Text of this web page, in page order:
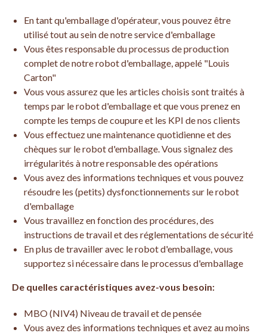
En tant qu'emballage d'opérateur, vous pouvez être
utilisé tout au sein de notre service d'emballage
Vous êtes responsable du processus de production
complet de notre robot d'emballage, appelé "Louis
Carton"
Vous vous assurez que les articles choisis sont traités à
temps par le robot d'emballage et que vous prenez en
compte les temps de coupure et les KPI de nos clients
Vous effectuez une maintenance quotidienne et des
chèques sur le robot d'emballage. Vous signalez des
irrégularités à notre responsable des opérations
Vous avez des informations techniques et vous pouvez
résoudre les (petits) dysfonctionnements sur le robot
d'emballage
Vous travaillez en fonction des procédures, des
instructions de travail et des réglementations de sécurité
En plus de travailler avec le robot d'emballage, vous
supportez si nécessaire dans le processus d'emballage
De quelles caractéristiques avez-vous besoin:
MBO (NIV4) Niveau de travail et de pensée
Vous avez des informations techniques et avez au moins